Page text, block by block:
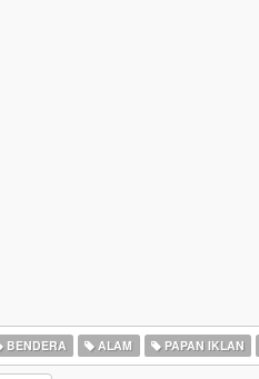
BENDERA ALAM PAPAN IKLAN